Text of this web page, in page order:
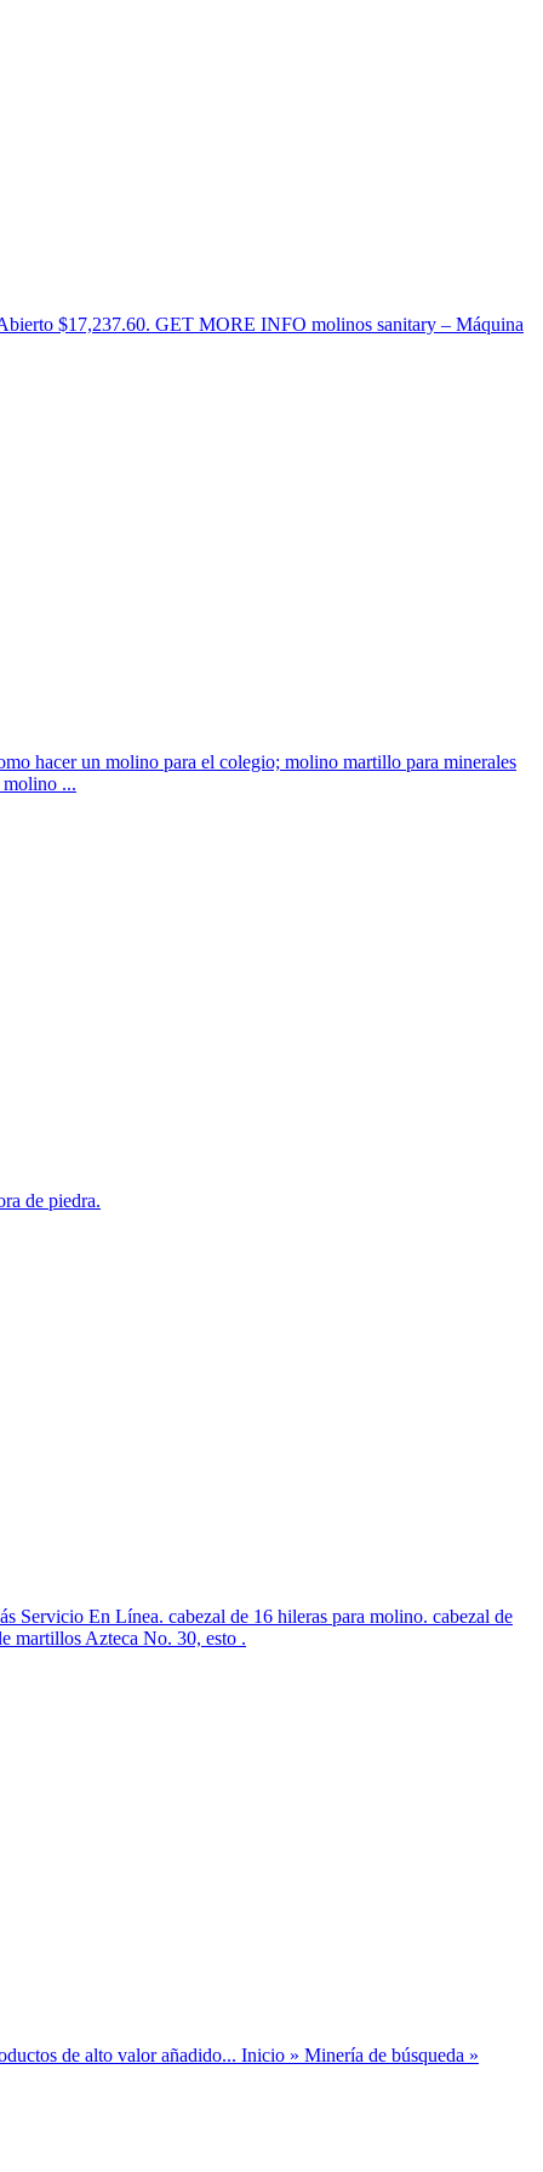
$17,237.60. GET MORE INFO molinos sanitary – Máquina
hacer un molino para el colegio; molino martillo para minerales
molino ...
de piedra.
En Línea. cabezal de 16 hileras para molino. cabezal de
martillos Azteca No. 30, esto .
de alto valor añadido... Inicio » Minería de búsqueda »